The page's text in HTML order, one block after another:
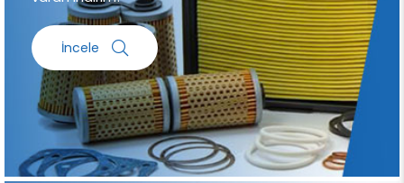
İncele